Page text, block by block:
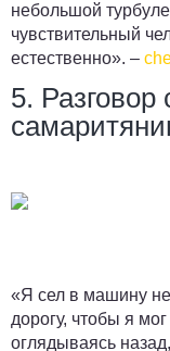
небольшой
чувствительный
естественно». –
5.
«Я сел в машину
дорогу, чтобы я
оглядываясь